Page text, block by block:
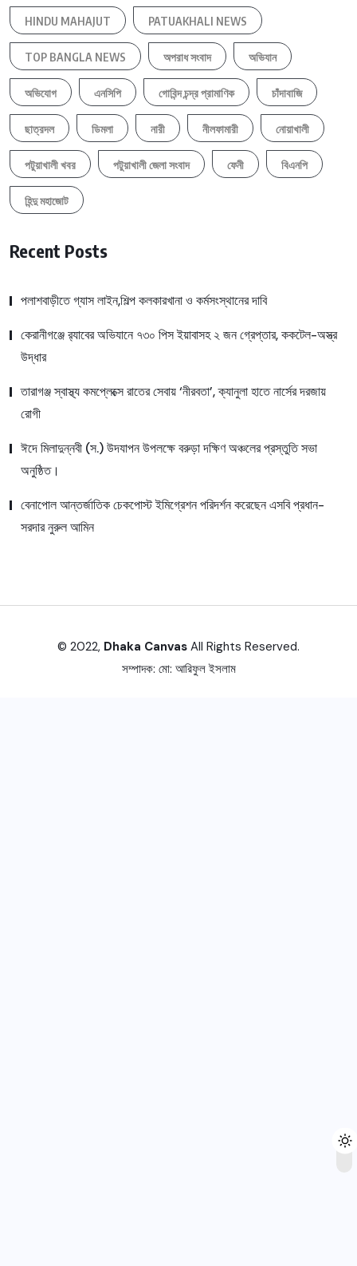
HINDU MAHAJUT PATUAKHALI NEWS
TOP BANGLA NEWS অপরাধ সংবাদ অভিযান
অভিযোগ এনসিপি গোবিন্দ চন্দ্র প্রামাণিক চাঁদাবাজি
ছাত্রদল ডিমলা নারী নীলফামারী নোয়াখালী
পটুয়াখালী খবর পটুয়াখালী জেলা সংবাদ ফেনী বিএনপি
হিন্দু মহাজোট
Recent Posts
পলাশবাড়ীতে গ্যাস লাইন,শিল্প কলকারখানা ও কর্মসংস্থানের দাবি
কেরানীগঞ্জে র‍্যাবের অভিযানে ৭৩০ পিস ইয়াবাসহ ২ জন গ্রেপ্তার, ককটেল-অস্ত্র
উদ্ধার
তারাগঞ্জ স্বাস্থ্য কমপ্লেক্সে রাতের সেবায় ‘নীরবতা’, ক্যানুলা হাতে নার্সের দরজায়
রোগী
ঈদে মিলাদুন্নবী (স.) উদযাপন উপলক্ষে বরুড়া দক্ষিণ অঞ্চলের প্রস্তুতি সভা
অনুষ্ঠিত।
বেনাপোল আন্তর্জাতিক চেকপোস্ট ইমিগ্রেশন পরিদর্শন করেছেন এসবি প্রধান-
সরদার নুরুল আমিন
© 2022, Dhaka Canvas All Rights Reserved.
সম্পাদক: মো: আরিফুল ইসলাম